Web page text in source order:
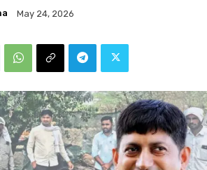
May 24, 2026